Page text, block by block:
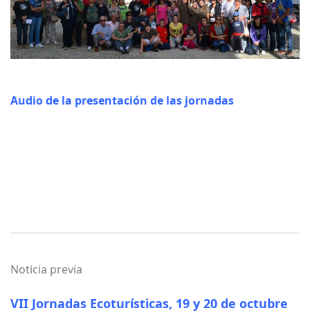
Audio de la presentación de las jornadas
Noticia previa
VII Jornadas Ecoturísticas, 19 y 20 de octubre